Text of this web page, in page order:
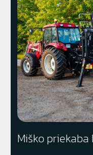
Miško priekaba